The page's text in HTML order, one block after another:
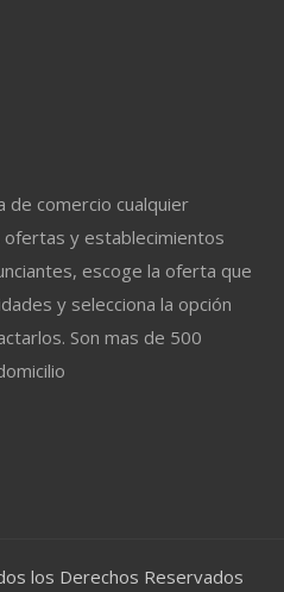
de comercio cualquier
y establecimientos
escoge la oferta que
y selecciona la opción
Son mas de 500
los Derechos Reservados